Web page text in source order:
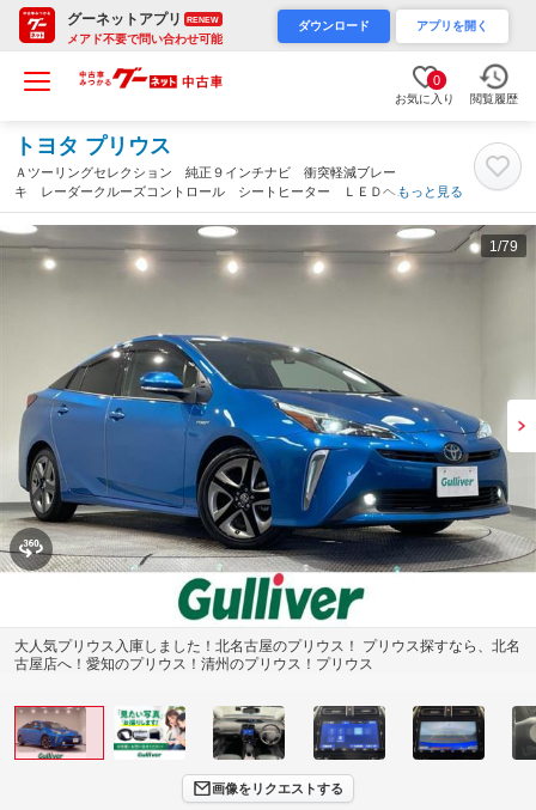
グーネットアプリ RENEW
メアド不要で問い合わせ可能
ダウンロード アプリを開く
0
お気に入り 閲覧履歴
トヨタ プリウス
Ａツーリングセレクション 純正９インチナビ 衝突軽減ブレー
キ レーダークルーズコントロール シートヒーター ＬＥＤヘッ
ドライト ＥＴＣ バックカメラ ドライブレコーダー ブライン
ドスポットモニター パワーシート フルセグＴＶ（広島県）
もっと見る
1 /79
大人気プリウス入庫しました！北名古屋のプリウス！ プリウス探すなら、北名
古屋店へ！愛知のプリウス！清州のプリウス！プリウス
画像をリクエストする